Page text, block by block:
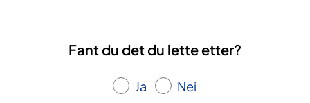
Fant du det du lette etter?
Ja Nei